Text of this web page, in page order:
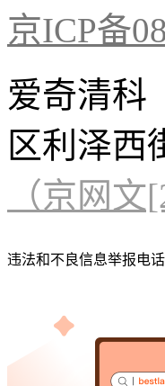
京ICP备
爱奇清科
区利泽西
（京网
违法和不良信息举报电话